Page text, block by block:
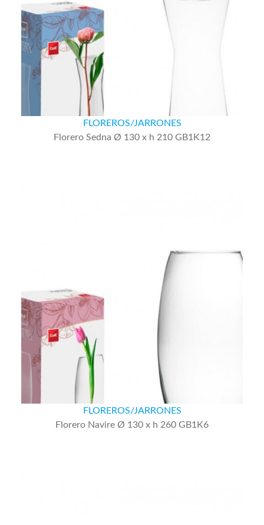
FLOREROS/JARRONES
Florero Sedna Ø 130 x h 210 GB1K12
FLOREROS/JARRONES
Florero Navire Ø 130 x h 260 GB1K6